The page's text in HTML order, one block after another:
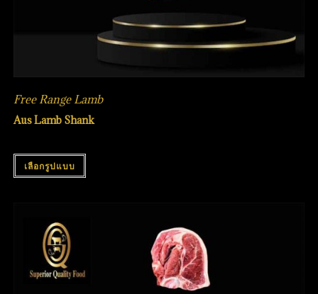
Free Range Lamb
Aus Lamb Shank
เลือกรูปแบบ